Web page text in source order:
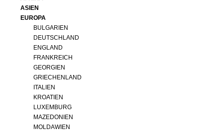
ASIEN
EUROPA
BULGARIEN
DEUTSCHLAND
ENGLAND
FRANKREICH
GEORGIEN
GRIECHENLAND
ITALIEN
KROATIEN
LUXEMBURG
MAZEDONIEN
MOLDAWIEN